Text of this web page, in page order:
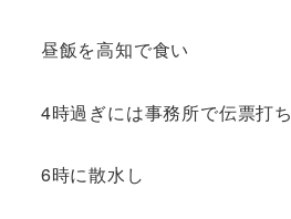
昼飯を高知で食い
4時過ぎには事務所で伝票打ち
6時に散水し